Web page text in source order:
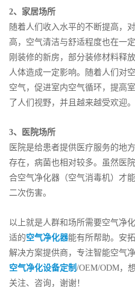
2、家居场所
随着人们收入水平的不断提高，
高，空气清洁与舒适程度也在一
刚装修的新房，部分装修材料释
人体造成一定影响。随着人们对
空气，促进室内空气循环，提高
了人们视野，并且越来越受欢迎。
3、医院场所
医院是给患者提供医疗服务的地
存在，病菌也相对较多。虽然医
合空气净化器（空气消毒机）才
二次伤害。
以上就是人群和场所需要空气净
适的空气净化器能有所帮助。安
解决方案提供商，专注智能空气
空气净化设备定制 /OEM/ODM，
关注、咨询，谢谢！